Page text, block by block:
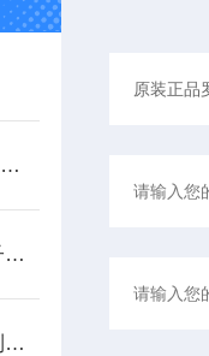
通讯模块是用于实现设备间数据传输与通信的集成化硬件组件
简述连接1769-OW16接线端子所需要注意的事项
IC695CPU310可编程逻辑控制器在各行业中具体应用分享